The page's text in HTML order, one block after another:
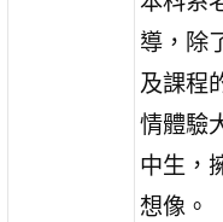
導，除
及課程
情體驗
中生，
想像。